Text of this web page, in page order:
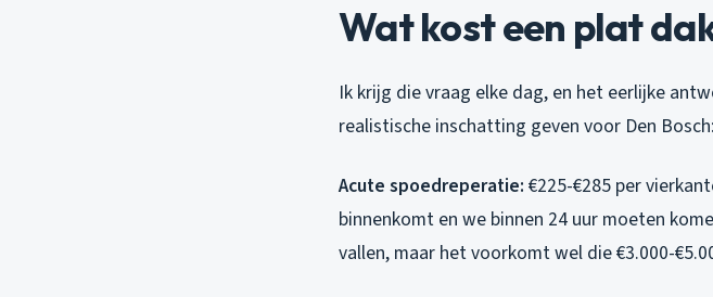
Wat kost een plat
Ik krijg die vraag elke dag, en het eerlijke
realistische inschatting geven voor Den Bosch:
Acute spoedreperatie: €225-€285 per
binnenkomt en we binnen 24 uur moeten
vallen, maar het voorkomt wel die €3.000-